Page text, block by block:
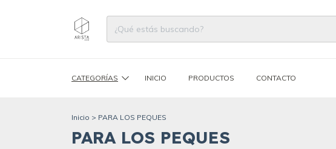
CATEGORÍAS INICIO PRODUCTOS CONTACTO
Inicio > PARA LOS PEQUES
PARA LOS PEQUES